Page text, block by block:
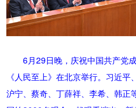
6月29日晚，庆祝中国共产党
《人民至上》在北京举行。习近平
沪宁、蔡奇、丁薛祥、李希、韩正